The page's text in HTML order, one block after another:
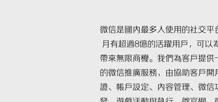
微信是國內最多人使用的社交平
月有超過8億的活躍用戶，可以
帶來無限商機。我們為客戶提供
的微信推廣服務，由協助客戶開
證、帳戶設定、內容管理、微信